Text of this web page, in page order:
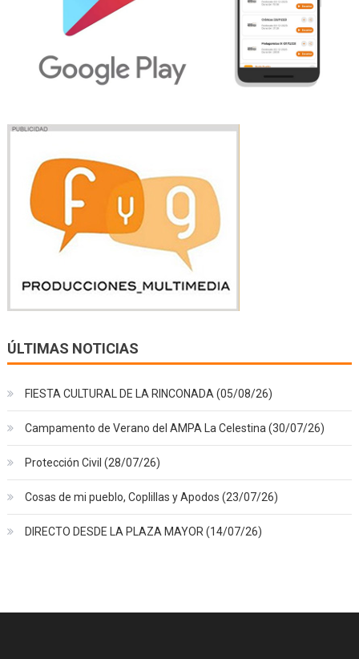
ÚLTIMAS NOTICIAS
FIESTA CULTURAL DE LA RINCONADA (05/08/26)
Campamento de Verano del AMPA La Celestina (30/07/26)
Protección Civil (28/07/26)
Cosas de mi pueblo, Coplillas y Apodos (23/07/26)
DIRECTO DESDE LA PLAZA MAYOR (14/07/26)